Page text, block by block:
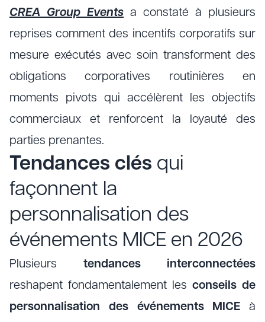
CREA Group Events a constaté à plusieurs
reprises comment des incentifs corporatifs sur
mesure exécutés avec soin transforment des
obligations corporatives routinières en
moments pivots qui accélèrent les objectifs
commerciaux et renforcent la loyauté des
parties prenantes.
Tendances clés qui
façonnent la
personnalisation des
événements MICE en 2026
Plusieurs tendances interconnectées
reshapent fondamentalement les conseils de
personnalisation des événements MICE à